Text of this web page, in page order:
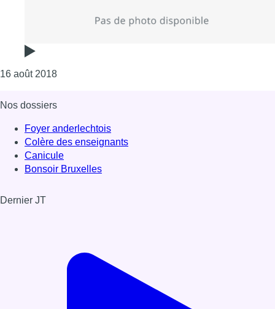
16 août 2018Consulter l'article "FSTVL s’invite au Brussels
Nos dossiers
Foyer anderlechtois
Colère des enseignants
Canicule
Bonsoir Bruxelles
Dernier JT